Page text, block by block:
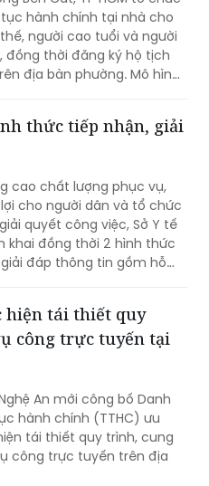
hành chính tại nhà cho
người cao tuổi và người
đồng thời đăng ký hộ tịch
địa bàn phường. Mô hình
thức tiếp nhận, giải
cao chất lượng phục vụ,
cho người dân và tổ chức
quyết công việc, Sở Y tế
khai đồng thời 2 hình thức
đáp thông tin gồm hỗ
hiện tái thiết quy
công trực tuyến tại
An mới công bố Danh
hành chính (TTHC) ưu
tái thiết quy trình, cung
công trực tuyến trên địa